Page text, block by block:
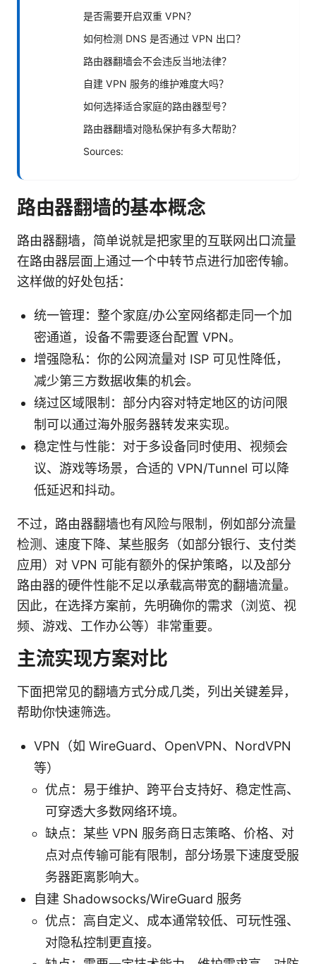
是否需要开启双重 VPN？
如何检测 DNS 是否通过 VPN 出口？
路由器翻墙会不会违反当地法律？
自建 VPN 服务的维护难度大吗？
如何选择适合家庭的路由器型号？
路由器翻墙对隐私保护有多大帮助？
Sources:
路由器翻墙的基本概念
路由器翻墙，简单说就是把家里的互联网出口流量
在路由器层面上通过一个中转节点进行加密传输。
这样做的好处包括：
统一管理：整个家庭/办公室网络都走同一个加
密通道，设备不需要逐台配置 VPN。
增强隐私：你的公网流量对 ISP 可见性降低，
减少第三方数据收集的机会。
绕过区域限制：部分内容对特定地区的访问限
制可以通过海外服务器转发来实现。
稳定性与性能：对于多设备同时使用、视频会
议、游戏等场景，合适的 VPN/Tunnel 可以降
低延迟和抖动。
不过，路由器翻墙也有风险与限制，例如部分流量
检测、速度下降、某些服务（如部分银行、支付类
应用）对 VPN 可能有额外的保护策略，以及部分
路由器的硬件性能不足以承载高带宽的翻墙流量。
因此，在选择方案前，先明确你的需求（浏览、视
频、游戏、工作办公等）非常重要。
主流实现方案对比
下面把常见的翻墙方式分成几类，列出关键差异，
帮助你快速筛选。
VPN（如 WireGuard、OpenVPN、NordVPN
等）
优点：易于维护、跨平台支持好、稳定性高、
可穿透大多数网络环境。
缺点：某些 VPN 服务商日志策略、价格、对
点对点传输可能有限制，部分场景下速度受服
务器距离影响大。
自建 Shadowsocks/WireGuard 服务
优点：高自定义、成本通常较低、可玩性强、
对隐私控制更直接。